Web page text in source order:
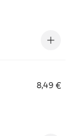
8,49 €